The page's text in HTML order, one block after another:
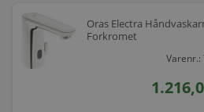
Oras Electra
Forkromet
Varenr.: